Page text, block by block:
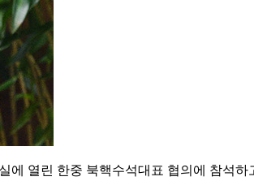
에 열린 한중 북핵수석대표 협의에 참석하